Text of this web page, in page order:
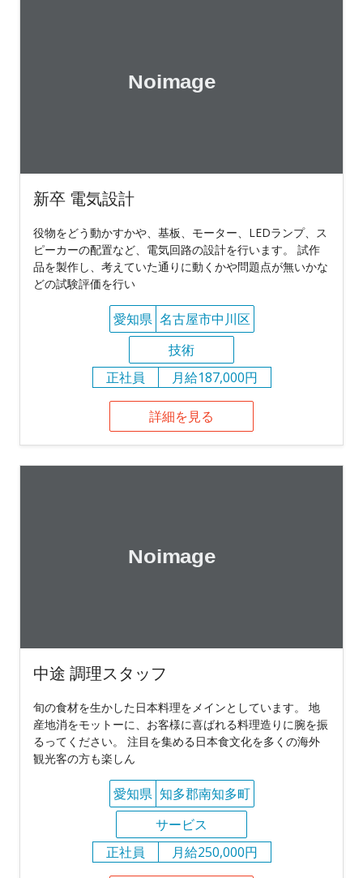
新卒 電気設計
役物をどう動かすかや、基板、モーター、LEDランプ、ス
ピーカーの配置など、電気回路の設計を行います。 試作
品を製作し、考えていた通りに動くかや問題点が無いかな
どの試験評価を行い
愛知県 名古屋市中川区
技術
正社員
月給187,000円
詳細を見る
中途 調理スタッフ
旬の食材を生かした日本料理をメインとしています。 地
産地消をモットーに、お客様に喜ばれる料理造りに腕を振
るってください。 注目を集める日本食文化を多くの海外
観光客の方も楽しん
愛知県 知多郡南知多町
サービス
正社員
月給250,000円